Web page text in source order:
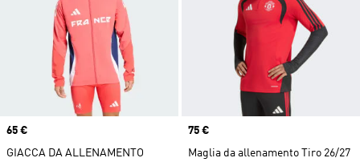
Price
65 €
GIACCA DA ALLENAMENTO
Price
75 €
Maglia da allenamento Tiro 26/27